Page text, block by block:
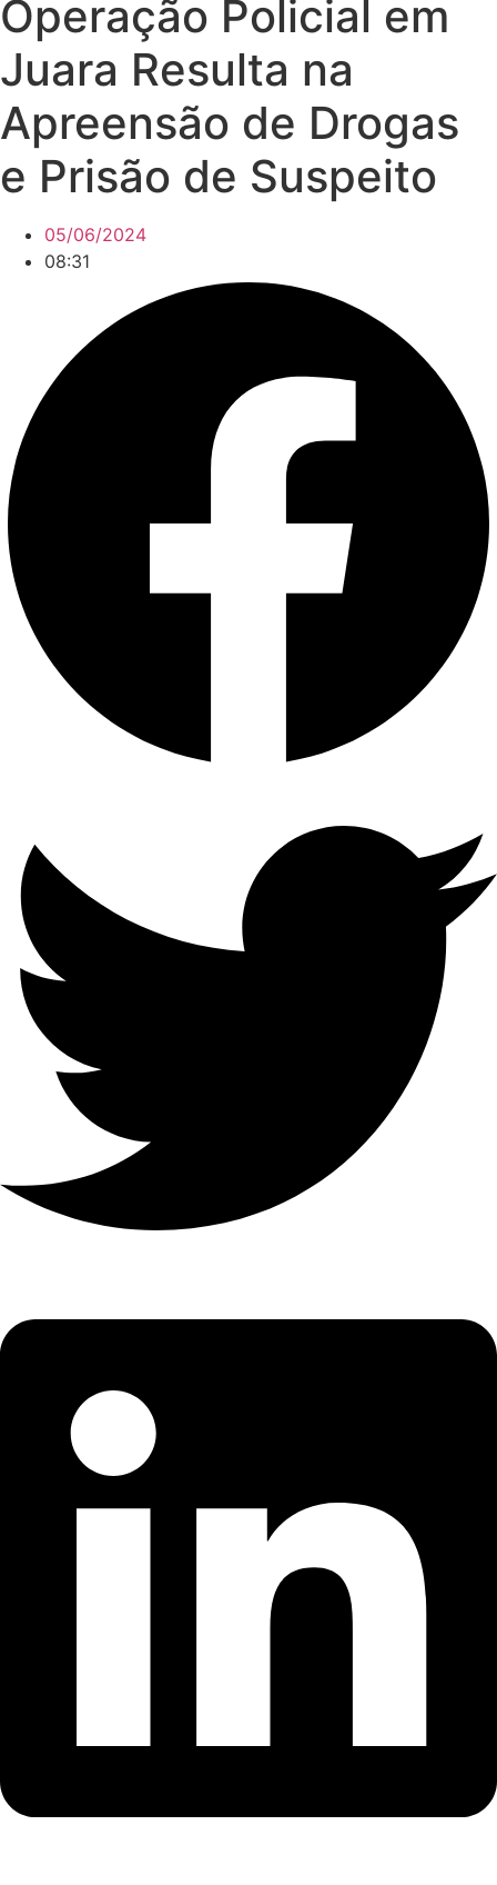
Operação Policial em
Juara Resulta na
Apreensão de Drogas
e Prisão de Suspeito
05/06/2024
08:31